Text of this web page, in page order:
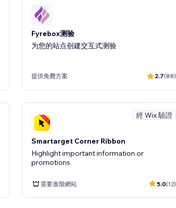
Fyrebox测验
为您的站点创建交互式测验
提供免費方案 2.7(88)
經 Wix 驗證
Smartarget Corner Ribbon
Highlight important information or
promotions
需要進階網站 5.0(12)